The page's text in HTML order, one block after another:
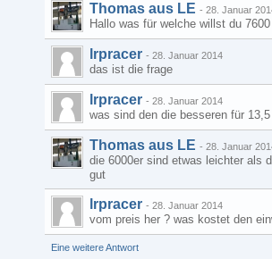
Thomas aus LE - 28. Januar
Hallo was für welche willst du
lrpracer - 28. Januar 2014
das ist die frage
lrpracer - 28. Januar 2014
was sind den die besseren für
Thomas aus LE - 28. Januar
die 6000er sind etwas leichter als
gut
lrpracer - 28. Januar 2014
vom preis her ? was kostet den
Eine weitere Antwort